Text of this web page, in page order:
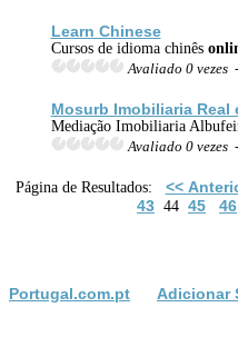
Learn Chinese
Cursos de idioma chinês
Avaliado 0 vezes -
Mosurb Imobiliaria Real
Mediação Imobiliaria
Avaliado 0 vezes -
Página de Resultados: <<
43 44 45 46
Portugal.com.pt Adicionar